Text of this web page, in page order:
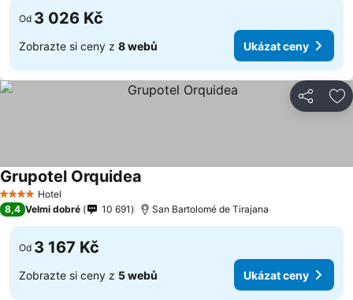
Od 3 026 Kč
Zobrazte si ceny z 8 webů Ukázat ceny
Sdílet
4 Počet hvězdiček
Hotel
Grupotel Orquidea
8,4 Velmi dobré 10 691 San Bartolomé de Tirajana
Od 3 167 Kč
Zobrazte si ceny z 5 webů Ukázat ceny